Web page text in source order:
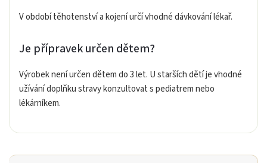
V období těhotenství a kojení určí vhodné dávkování lékař.
Je přípravek určen dětem?
Výrobek není určen dětem do 3 let. U starších dětí je vhodné
užívání doplňku stravy konzultovat s pediatrem nebo
lékárníkem.